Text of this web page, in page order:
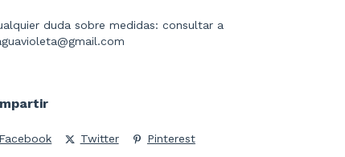
duda sobre medidas: consultar a
Facebook Twitter Pinterest